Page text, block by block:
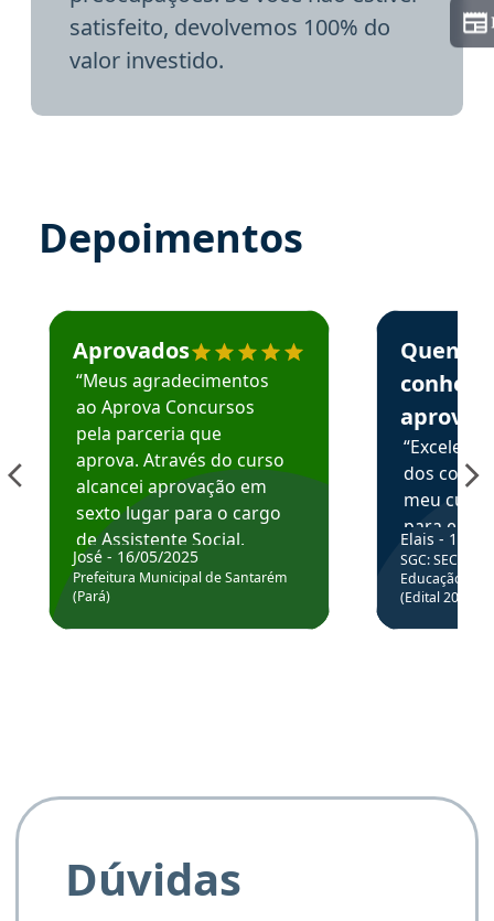
satisfeito, devolvemos 100% do
valor investido.
Depoimentos
Estudante José recomenda o Aprova Concursos em
Aprovados
“Meus agradecimentos
ao Aprova Concursos
pela parceria que
aprova. Através do curso
alcancei aprovação em
sexto lugar para o cargo
de Assistente Social.
Hoje estou atuando na
Prefeitura de Santarém.
José - 16/05/2025
Prefeitura Municipal de Santarém
(Pará)
Estudante
Quem
aprova
dos
meu
para
colocar
através
de
Elais - 15/
SGC: SEC BA
Educação
(Edital
Dúvidas